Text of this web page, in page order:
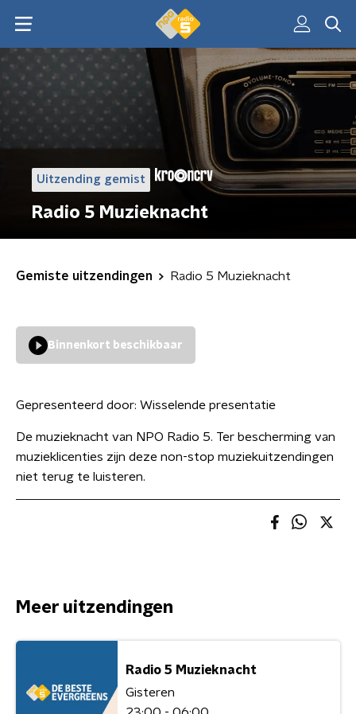
Uitzending gemist
Radio 5 Muzieknacht
Gemiste uitzendingen Radio 5 Muzieknacht
Binnenkort beschikbaar
Gepresenteerd door: Wisselende presentatie
De muzieknacht van NPO Radio 5. Ter bescherming van
muzieklicenties zijn deze non-stop muziekuitzendingen
niet terug te luisteren.
Meer uitzendingen
Radio 5 Muzieknacht
Gisteren